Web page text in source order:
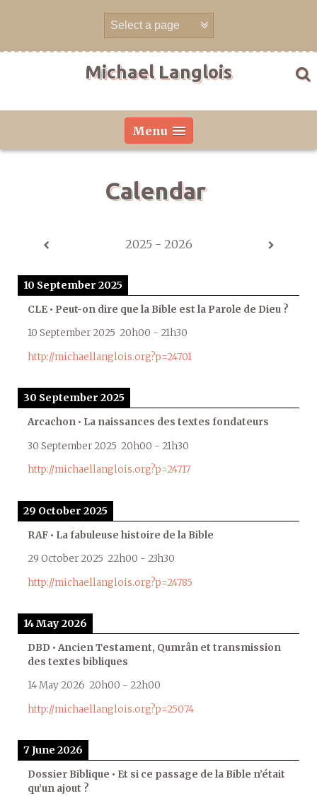
Michael Langlois
Menu
Calendar
2025 - 2026
10 September 2025
CLE • Peut-on dire que la Bible est la Parole de Dieu ?
10 September 2025 20h00 - 21h30
http://michaellanglois.org?p=24701
30 September 2025
Arcachon • La naissances des textes fondateurs
30 September 2025 20h00 - 21h30
http://michaellanglois.org?p=24717
29 October 2025
RAF • La fabuleuse histoire de la Bible
29 October 2025 22h00 - 23h30
http://michaellanglois.org?p=24785
14 May 2026
DBD • Ancien Testament, Qumrân et transmission
des textes bibliques
14 May 2026 20h00 - 22h00
http://michaellanglois.org?p=25074
7 June 2026
Dossier Biblique • Et si ce passage de la Bible n’était
qu’un ajout ?